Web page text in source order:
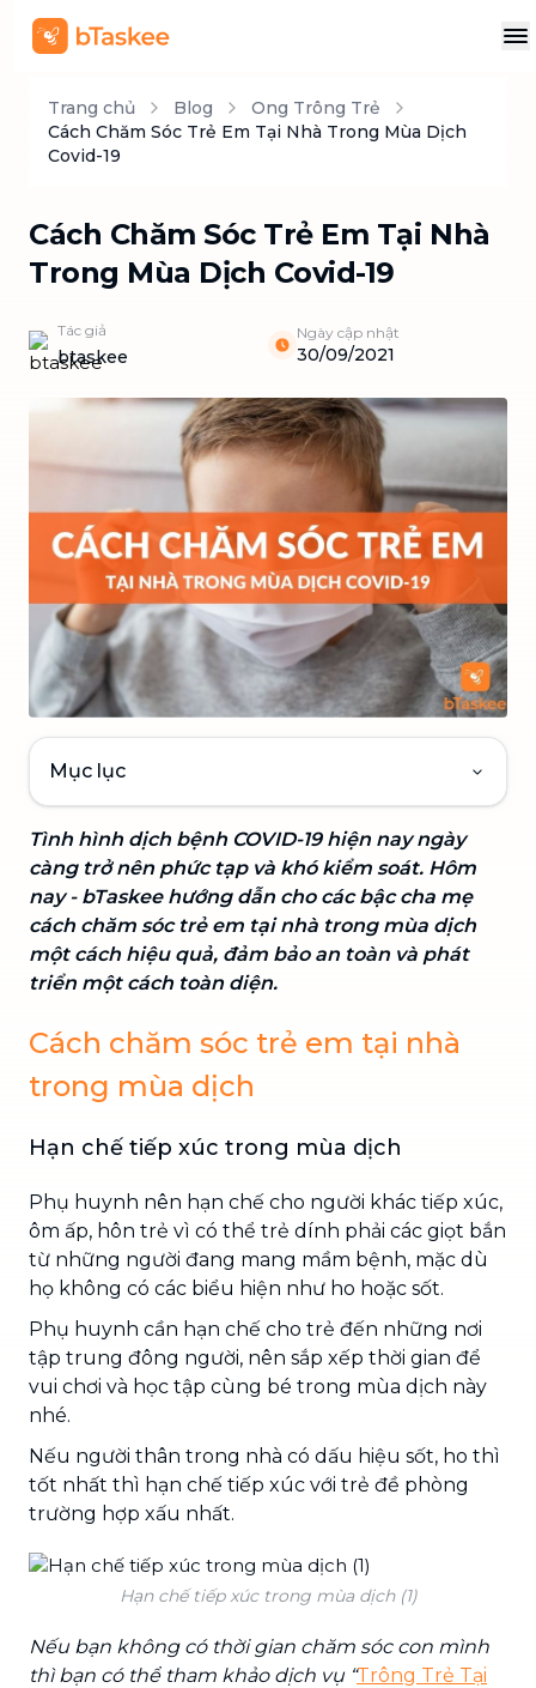
Trang chủ Blog
Ong Trông Trẻ
Cách Chăm Sóc Trẻ Em Tại Nhà Trong Mùa Dịch
Covid-19
Cách Chăm Sóc Trẻ Em Tại Nhà
Trong Mùa Dịch Covid-19
Tác giả
btaskee
Ngày cập nhật
30/09/2021
Mục lục
Tình hình dịch bệnh COVID-19 hiện nay ngày
càng trở nên phức tạp và khó kiểm soát. Hôm
nay - bTaskee hướng dẫn cho các bậc cha mẹ
cách chăm sóc trẻ em tại nhà trong mùa dịch
một cách hiệu quả, đảm bảo an toàn và phát
triển một cách toàn diện.
Cách chăm sóc trẻ em tại nhà
trong mùa dịch
Hạn chế tiếp xúc trong mùa dịch
Phụ huynh nên hạn chế cho người khác tiếp xúc,
ôm ấp, hôn trẻ vì có thể trẻ dính phải các giọt bắn
từ những người đang mang mầm bệnh, mặc dù
họ không có các biểu hiện như ho hoặc sốt.
Phụ huynh cần hạn chế cho trẻ đến những nơi
tập trung đông người, nên sắp xếp thời gian để
vui chơi và học tập cùng bé trong mùa dịch này
nhé.
Nếu người thân trong nhà có dấu hiệu sốt, ho thì
tốt nhất thì hạn chế tiếp xúc với trẻ đề phòng
trường hợp xấu nhất.
Hạn chế tiếp xúc trong mùa dịch (1)
Nếu bạn không có thời gian chăm sóc con mình
thì bạn có thể tham khảo dịch vụ “Trông Trẻ Tại